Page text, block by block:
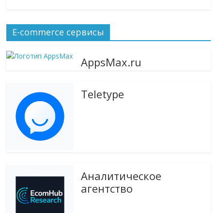
E-commerce сервисы
AppsMax.ru
Teletype
Аналитическое
агентство